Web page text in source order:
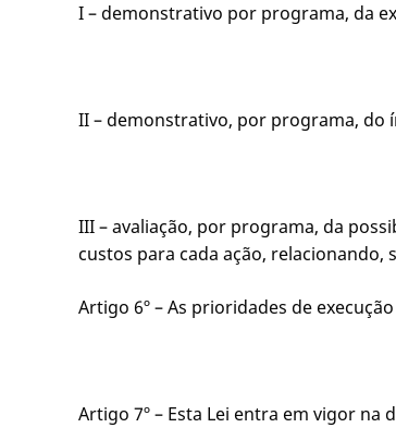
I – demonstrativo por programa, da
II – demonstrativo, por programa, do
III – avaliação, por programa, da
custos para cada ação, relacionando,
Artigo 6º – As prioridades de
Artigo 7º – Esta Lei entra em vigor